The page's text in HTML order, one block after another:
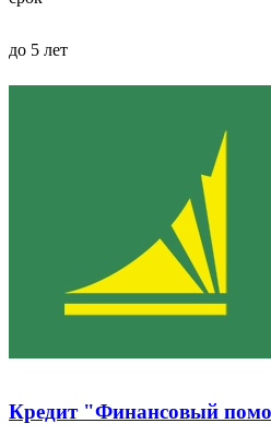
до 5 лет
Кредит "Финансовый